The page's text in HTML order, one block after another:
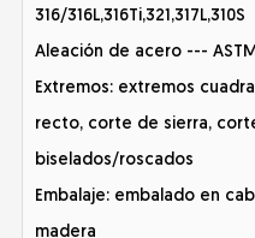
316/316L,316Ti,321,317L,310S
Aleación de acero ---
Extremos: extremos
recto, corte de sierra,
biselados/roscados
Embalaje: embalado en
madera